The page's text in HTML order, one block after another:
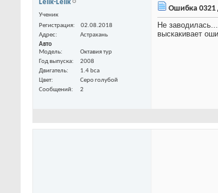
Lelik-Lelik
Ученик
Регистрация
02.08.2018
Адрес
Астрахань
Авто
Модель
Октавия тур
Год выпуска
2008
Двигатель
1.4 bca
Цвет
Ceро голубой
Сообщений
2
Ошибка 0321
Не
выскакивает